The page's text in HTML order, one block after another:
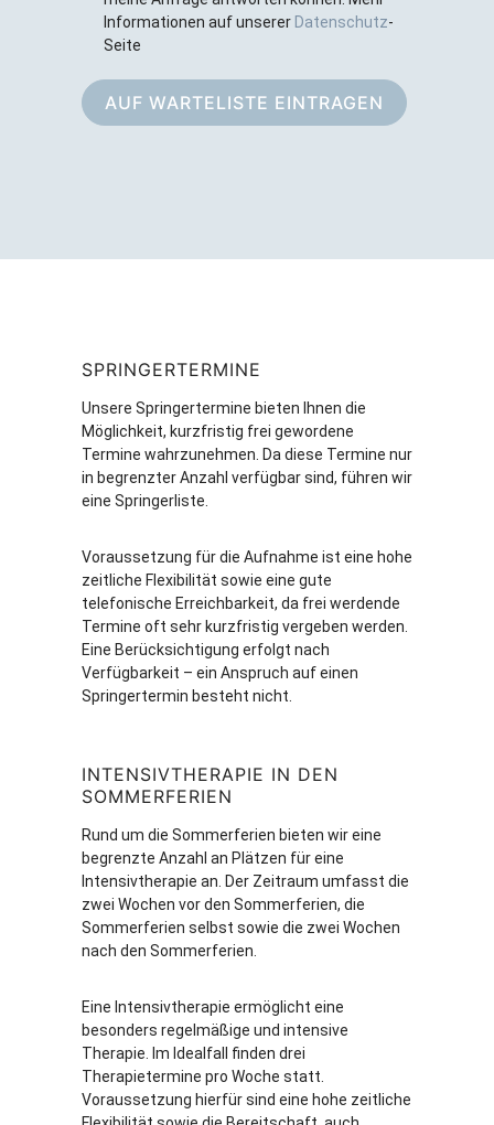
Informationen auf unserer Datenschutz-
Seite
AUF WARTELISTE EINTRAGEN
SPRINGERTERMINE
Unsere Springertermine bieten Ihnen die
Möglichkeit, kurzfristig frei gewordene
Termine wahrzunehmen. Da diese Termine nur
in begrenzter Anzahl verfügbar sind, führen wir
eine Springerliste.
Voraussetzung für die Aufnahme ist eine hohe
zeitliche Flexibilität sowie eine gute
telefonische Erreichbarkeit, da frei werdende
Termine oft sehr kurzfristig vergeben werden.
Eine Berücksichtigung erfolgt nach
Verfügbarkeit – ein Anspruch auf einen
Springertermin besteht nicht.
INTENSIVTHERAPIE IN DEN
SOMMERFERIEN
Rund um die Sommerferien bieten wir eine
begrenzte Anzahl an Plätzen für eine
Intensivtherapie an. Der Zeitraum umfasst die
zwei Wochen vor den Sommerferien, die
Sommerferien selbst sowie die zwei Wochen
nach den Sommerferien.
Eine Intensivtherapie ermöglicht eine
besonders regelmäßige und intensive
Therapie. Im Idealfall finden drei
Therapietermine pro Woche statt.
Voraussetzung hierfür sind eine hohe zeitliche